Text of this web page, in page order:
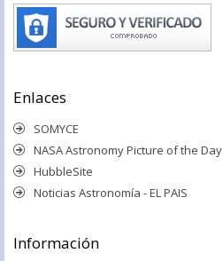
Enlaces
SOMYCE
NASA Astronomy Picture of the Day
HubbleSite
Noticias Astronomía - EL PAIS
Información